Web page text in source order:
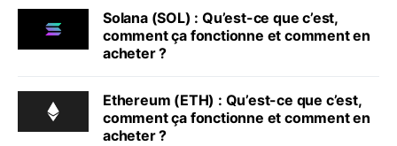
Solana (SOL) : Qu’est-ce que c’est,
comment ça fonctionne et comment en
acheter ?
Ethereum (ETH) : Qu’est-ce que c’est,
comment ça fonctionne et comment en
acheter ?